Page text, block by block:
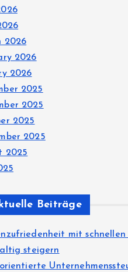
2026
2026
2026
2025
2025
2025
2025
2025
Beiträge
mit schnellen
steigern